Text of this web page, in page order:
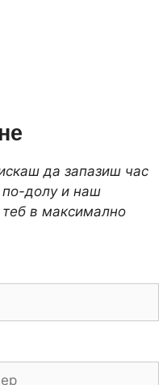
да запазиш час
по-долу и наш
в максимално